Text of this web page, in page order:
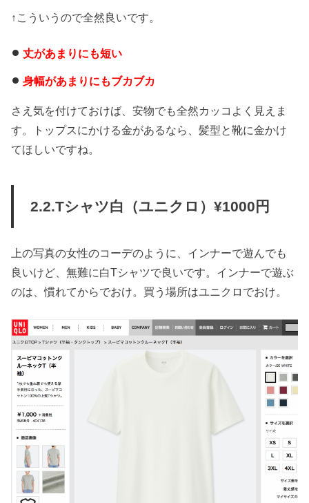
↑こういうので全然良いです。
丈があまりにも短い
身幅があまりにもブカブカ
さえ気を付けておけば、安物でも全然カッコよく見えま
す。トップスにかける金があるなら、髪型と靴に金かけ
てほしいですね。
2.2.Tシャツ白（ユニクロ）¥1000円
上の写真の女性のコーデのように、インナーで遊んでも
良いけど、無難に白Tシャツで良いです。インナーで遊ぶ
のは、慣れてからでおけ。買う場所はユニクロでおけ。